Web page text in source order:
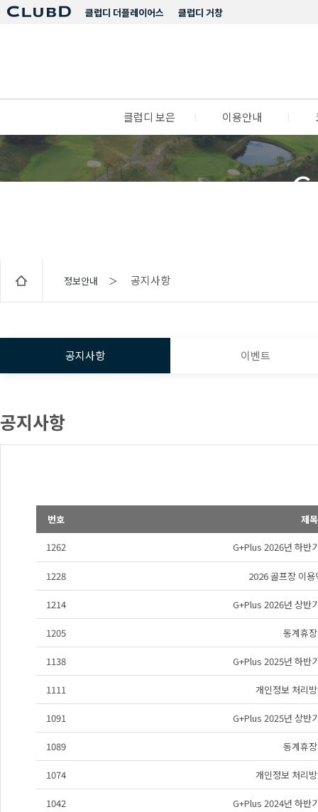
클럽디 거창
클럽디 더플레이어스
클럽디 보은 이용안내
정보안내 ＞ 공지사항
공지사항 이벤트
공지사항
번호 제목
1262 G+Plus 2026년 하반
1228 2026 골프장 이
1214 G+Plus 2026년 상반
1205 동계휴
1138 G+Plus 2025년 하반
1111 개인정보 처리
1091 G+Plus 2025년 상반
1089 동계휴
1074 개인정보 처리
1042 G+Plus 2024년 하반